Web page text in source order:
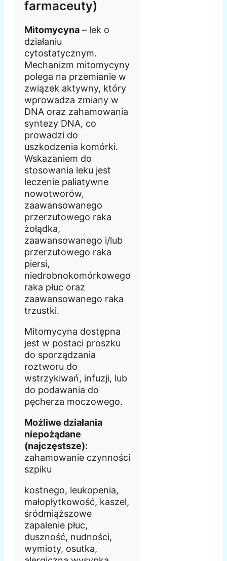
farmaceuty)
Mitomycyna – lek o
działaniu
cytostatycznym.
Mechanizm mitomycyny
polega na przemianie w
związek aktywny, który
wprowadza zmiany w
DNA oraz zahamowania
syntezy DNA, co
prowadzi do
uszkodzenia komórki.
Wskazaniem do
stosowania leku jest
leczenie paliatywne
nowotworów,
zaawansowanego
przerzutowego raka
żołądka,
zaawansowanego i/lub
przerzutowego raka
piersi,
niedrobnokomórkowego
raka płuc oraz
zaawansowanego raka
trzustki.
Mitomycyna dostępna
jest w postaci proszku
do sporządzania
roztworu do
wstrzykiwań, infuzji, lub
do podawania do
pęcherza moczowego.
Możliwe działania
niepożądane
(najczęstsze):
zahamowanie czynności
szpiku
kostnego, leukopenia,
małopłytkowość, kaszel,
śródmiąższowe
zapalenie płuc,
duszność, nudności,
wymioty, osutka,